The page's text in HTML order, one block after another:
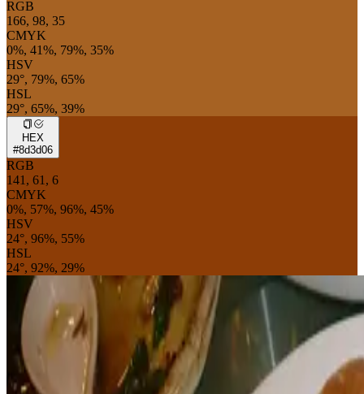
RGB
166, 98, 35
CMYK
0%, 41%, 79%, 35%
HSV
29°, 79%, 65%
HSL
29°, 65%, 39%
HEX
#8d3d06
RGB
141, 61, 6
CMYK
0%, 57%, 96%, 45%
HSV
24°, 96%, 55%
HSL
24°, 92%, 29%